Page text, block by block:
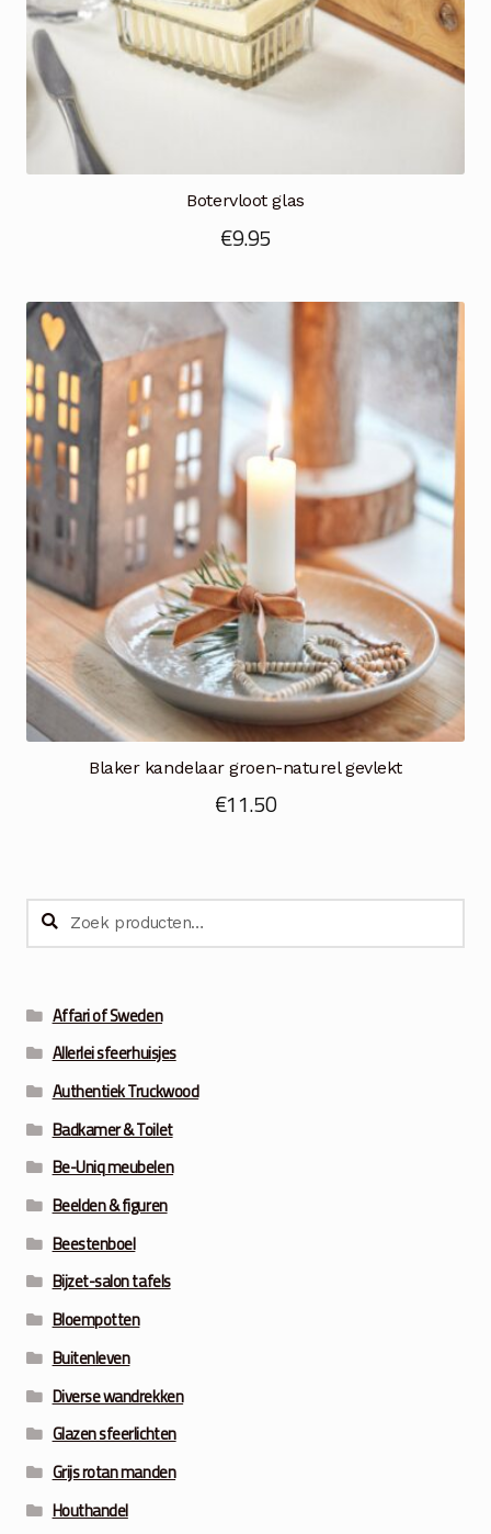
Botervloot glas
€9.95
Blaker kandelaar groen-naturel gevlekt
€11.50
Zoeken
naar:
Zoeken
Affari of Sweden
Allerlei sfeerhuisjes
Authentiek Truckwood
Badkamer & Toilet
Be-Uniq meubelen
Beelden & figuren
Beestenboel
Bijzet-salon tafels
Bloempotten
Buitenleven
Diverse wandrekken
Glazen sfeerlichten
Grijs rotan manden
Houthandel